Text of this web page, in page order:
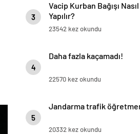
3
Vacip Kurban Bağışı Nasıl
Yapılır?
23542 kez okundu
4
Daha fazla kaçamadı!
22570 kez okundu
5
Jandarma trafik
20332 kez okundu